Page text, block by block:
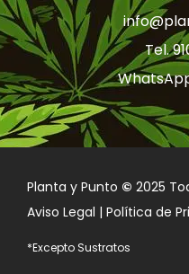
Tel.
Planta y Punto © 2025
Aviso Legal | Política de
*Excepto Sustratos